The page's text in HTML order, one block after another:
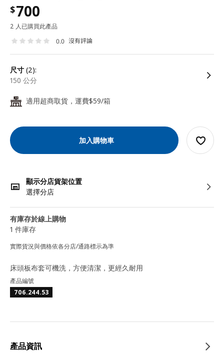
$700
2 人已購買此產品
0.0 沒有評論
尺寸 (2):
150 公分
24 適用超商取貨，運費$59/箱
加入購物車
顯示分店貨架位置
選擇分店
有庫存於線上購物
1 件庫存
實際貨況與價格依各分店/通路標示為準
床頭板布套可機洗，方便清潔，更經久耐用
產品編號
706.244.53
產品資訊